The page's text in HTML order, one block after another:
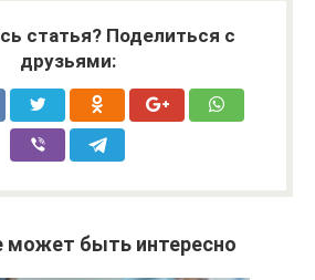
статья? Поделиться с
друзьями:
может быть интересно